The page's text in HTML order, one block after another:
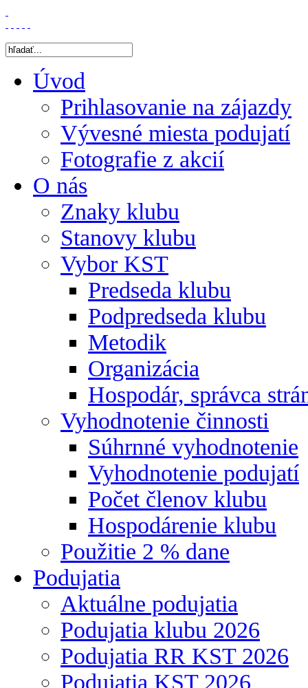
Úvod
Prihlasovanie na zájazdy
Vývesné miesta podujatí
Fotografie z akcií
O nás
Znaky klubu
Stanovy klubu
Vybor KST
Predseda klubu
Podpredseda klubu
Metodik
Organizácia
Hospodár, správca
Vyhodnotenie činnosti
Súhrnné vyhodnotenie
Vyhodnotenie podujatí
Počet členov klubu
Hospodárenie klubu
Použitie 2 % dane
Podujatia
Aktuálne podujatia
Podujatia klubu 2026
Podujatia RR KST 2026
Podujatia KST 2026